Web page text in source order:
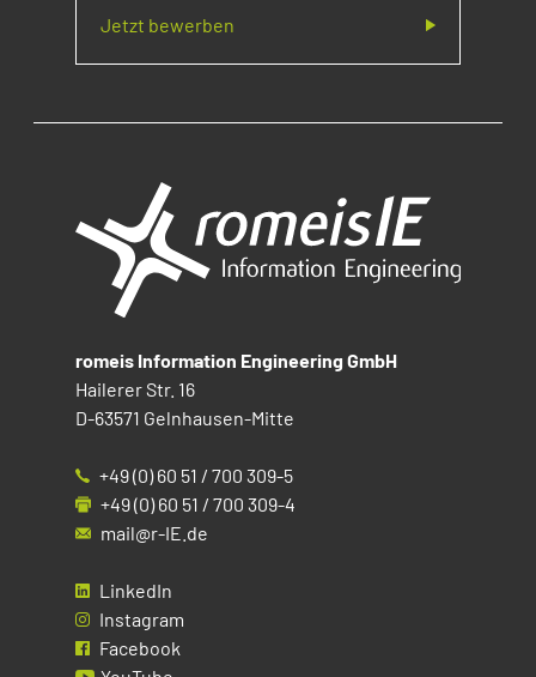
Jetzt bewerben
romeis Information Engineering GmbH
Hailerer Str. 16
D-63571 Gelnhausen-Mitte
+49 (0) 60 51 / 700 309-5
+49 (0) 60 51 / 700 309-4
mail@r-IE.de
LinkedIn
Instagram
Facebook